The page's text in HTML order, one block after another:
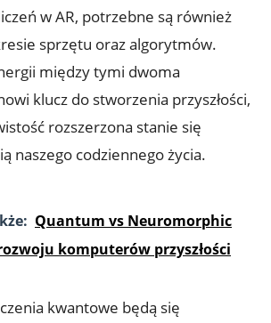
w AR, potrzebne są również
sprzętu oraz algorytmów.
między tymi dwoma
klucz do stworzenia przyszłości,
rozszerzona stanie się
naszego codziennego życia.
Quantum vs Neuromorphic
komputerów przyszłości
kwantowe będą się